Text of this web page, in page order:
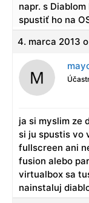
napr. s
spustiť ho na
4. marca 2013
ja si myslim ze
si ju spustis vo
fullscreen ani
fusion alebo
virtualbox sa
nainstaluj